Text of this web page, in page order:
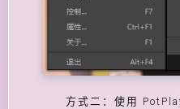
方式二：使用